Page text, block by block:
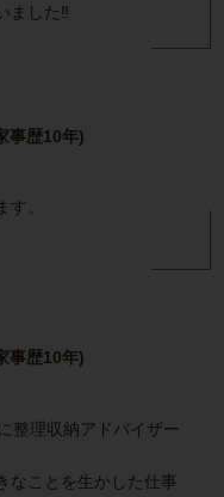
ました‼
事歴10年)
。
事歴10年)
整理収納アドバイザー
なことを生かした仕事